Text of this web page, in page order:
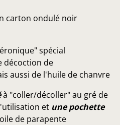
carton ondulé noir
spécial
décoction de
aussi de l'huile de chanvre
à "coller/décoller" au gré de
et une pochette
de parapente